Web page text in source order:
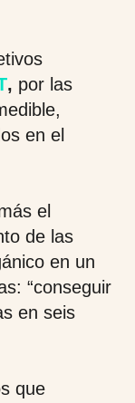
, por las
en el
el
de las
en un
“conseguir
en seis
que